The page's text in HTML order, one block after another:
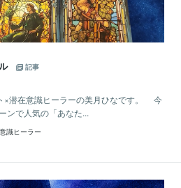
記事
潜在意識ヒーラーの美月ひなです。 今
ンで人気の「あなた...
識ヒーラー